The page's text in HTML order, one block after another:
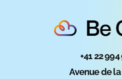
+41 22
Avenue de la